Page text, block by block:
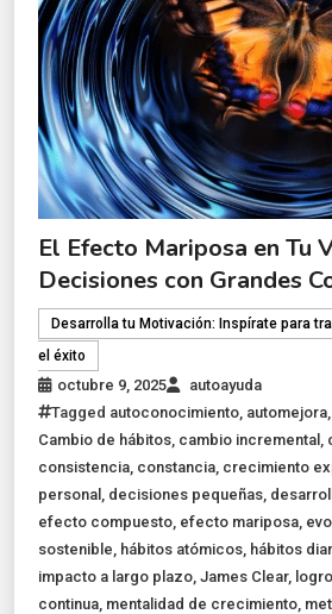
El Efecto Mariposa en Tu
Decisiones con Grandes
Desarrolla tu Motivación: Inspírate para
el éxito
octubre 9, 2025
autoayuda
Tagged autoconocimiento automejora
Cambio de hábitos cambio incremental
consistencia constancia crecimiento
personal decisiones pequeñas
efecto compuesto efecto mariposa
sostenible hábitos atómicos hábitos
impacto a largo plazo ,James Clear,
continua mentalidad de crecimiento